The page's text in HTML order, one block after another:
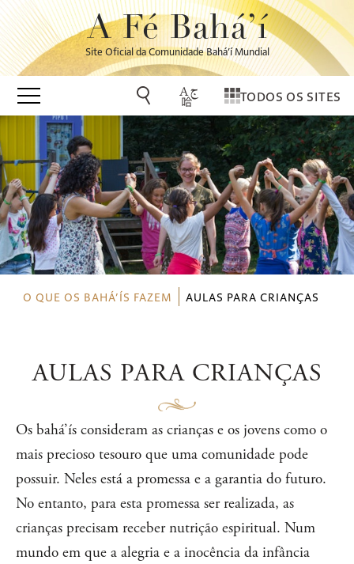
A Fé Bahá’í
Site Oficial da Comunidade Bahá’í Mundial
TODOS OS SITES
O QUE OS BAHÁ’ÍS FAZEM AULAS PARA CRIANÇAS
AULAS PARA CRIANÇAS
Os bahá’ís consideram as crianças e os jovens como o
mais precioso tesouro que uma comunidade pode
possuir. Neles está a promessa e a garantia do futuro.
No entanto, para esta promessa ser realizada, as
crianças precisam receber nutrição espiritual. Num
mundo em que a alegria e a inocência da infância